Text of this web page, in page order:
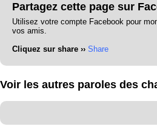
Partagez cette page sur
Utilisez votre compte Facebook pour
vos amis.
Cliquez sur share ›› Share
Voir les autres paroles des